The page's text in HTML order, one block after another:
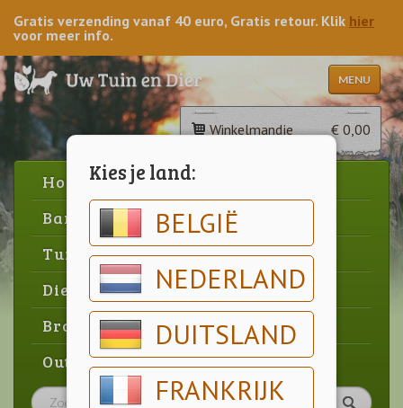
Kies je land:
BELGIË
NEDERLAND
DUITSLAND
FRANKRIJK
Gratis verzending vanaf 40 euro, Gratis retour. Klik hier
voor meer info.
MENU
Winkelmandje € 0,00
Home
Barbecue
Tuin
Dier
Brood & gebak
Outlet